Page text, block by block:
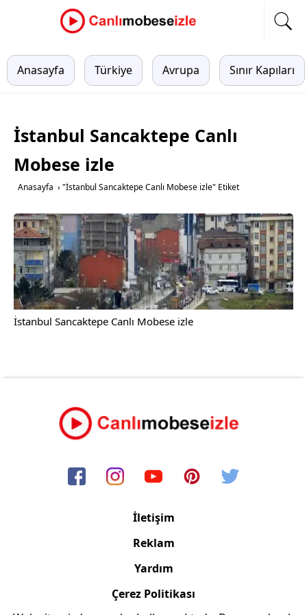
Anasayfa Türkiye Avrupa Sınır Kapıları
İstanbul Sancaktepe Canlı
Mobese izle
Anasayfa › "İstanbul Sancaktepe Canlı Mobese izle" Etiket
İstanbul Sancaktepe Canlı Mobese izle
İletişim
Reklam
Yardım
Çerez Politikası